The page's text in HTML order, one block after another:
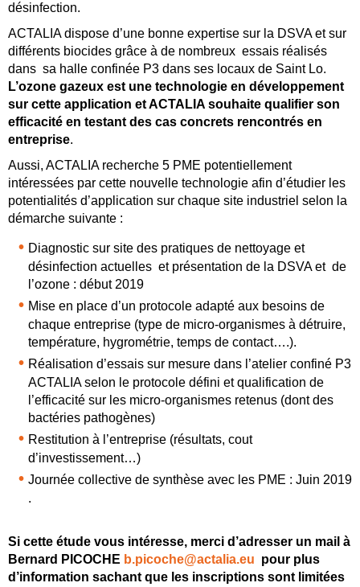
désinfection.
ACTALIA dispose d’une bonne expertise sur la DSVA et sur
différents biocides grâce à de nombreux essais réalisés
dans sa halle confinée P3 dans ses locaux de Saint Lo.
L’ozone gazeux est une technologie en développement
sur cette application et ACTALIA souhaite qualifier son
efficacité en testant des cas concrets rencontrés en
entreprise.
Aussi, ACTALIA recherche 5 PME potentiellement
intéressées par cette nouvelle technologie afin d’étudier les
potentialités d’application sur chaque site industriel selon la
démarche suivante :
Diagnostic sur site des pratiques de nettoyage et
désinfection actuelles et présentation de la DSVA et de
l’ozone : début 2019
Mise en place d’un protocole adapté aux besoins de
chaque entreprise (type de micro-organismes à détruire,
température, hygrométrie, temps de contact….).
Réalisation d’essais sur mesure dans l’atelier confiné P3
ACTALIA selon le protocole défini et qualification de
l’efficacité sur les micro-organismes retenus (dont des
bactéries pathogènes)
Restitution à l’entreprise (résultats, cout
d’investissement…)
Journée collective de synthèse avec les PME : Juin 2019
.
Si cette étude vous intéresse, merci d’adresser un mail à
Bernard PICOCHE b.picoche@actalia.eu pour plus
d’information sachant que les inscriptions sont limitées